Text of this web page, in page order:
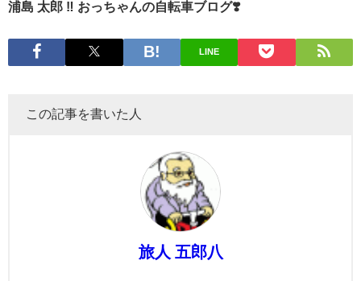
浦島 太郎 ‼︎ おっちゃんの自転車ブログ❣️
LINE
この記事を書いた人
旅人 五郎八